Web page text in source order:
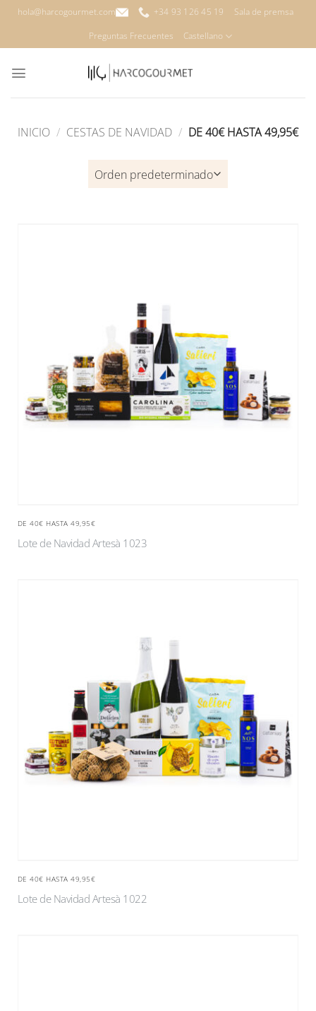
Saltarhola@harcogourmet.com +34 93 126 45 19
Sala de premsa
Preguntas Frecuentes
Castellano
INICIO / CESTAS DE NAVIDAD / DE 40€ HASTA 49,95€
DE 40€ HASTA 49,95€
Lote de Navidad Artesà 1023
DE 40€ HASTA 49,95€
Lote de Navidad Artesà 1022